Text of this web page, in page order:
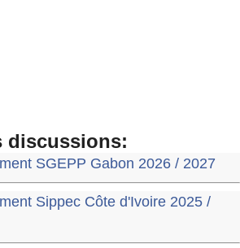
discussions:
SGEPP Gabon 2026 / 2027
Sippec Côte d'Ivoire 2025 /